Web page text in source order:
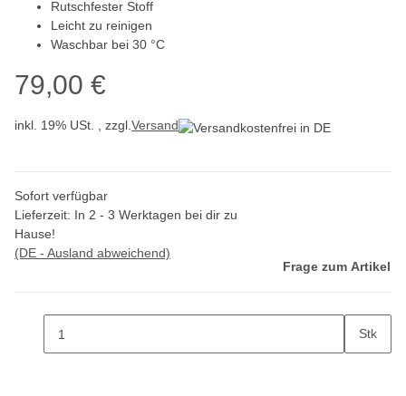
Rutschfester Stoff
Leicht zu reinigen
Waschbar bei 30 °C
79,00 €
inkl. 19% USt. , zzgl.Versand
Sofort verfügbar
Lieferzeit: In 2 - 3 Werktagen bei dir zu
Hause!
(DE - Ausland abweichend)
Frage zum Artikel
Stk